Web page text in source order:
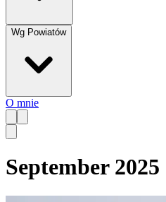
Wg Powiatów
O mnie
September 2025